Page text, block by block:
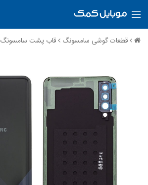
قطعات گوشی سامسونگ قاب پشت سامسونگ A30s